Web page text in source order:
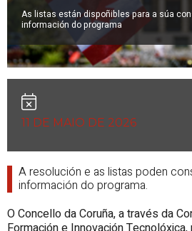
As listas están dispoñibles para a súa
información do programa
11 DE MAIO DE 2026
A resolución e as listas poden
información do programa.
O Concello da Coruña, a través da